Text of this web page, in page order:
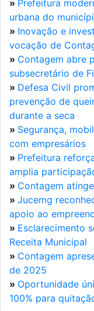
» Prefeitura
urbana do
» Inovação e
vocação de
» Contagem abre
subsecretário de
» Defesa Civil
prevenção de
durante a seca
» Segurança,
com empresários
» Prefeitura
amplia
» Contagem
» Jucemg
apoio ao
» Esclarecimento
Receita Municipal
» Contagem
de 2025
» Oportunidade
100% para